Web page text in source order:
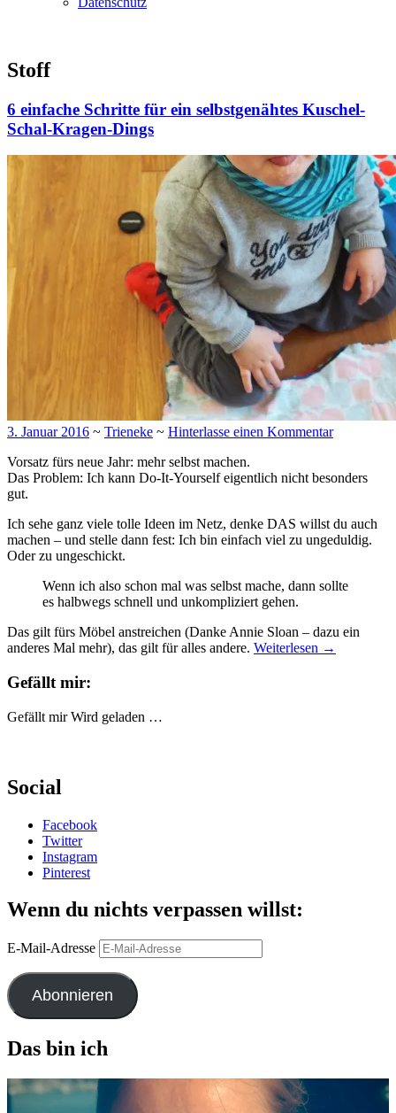
Stoff
6 einfache Schritte für ein selbstgenähtes Kuschel-
Schal-Kragen-Dings
3. Januar 2016 ~ Trieneke ~ Hinterlasse einen Kommentar
Vorsatz fürs neue Jahr: mehr selbst machen.
Das Problem: Ich kann Do-It-Yourself eigentlich nicht besonders
gut.
Ich sehe ganz viele tolle Ideen im Netz, denke DAS willst du auch
machen – und stelle dann fest: Ich bin einfach viel zu ungeduldig.
Oder zu ungeschickt.
Wenn ich also schon mal was selbst mache, dann sollte
es halbwegs schnell und unkompliziert gehen.
Das gilt fürs Möbel anstreichen (Danke Annie Sloan – dazu ein
anderes Mal mehr), das gilt für alles andere. Weiterlesen →
Gefällt mir:
Gefällt mir Wird geladen …
Social
Facebook
Twitter
Instagram
Pinterest
Wenn du nichts verpassen willst:
E-Mail-Adresse
Abonnieren
Das bin ich